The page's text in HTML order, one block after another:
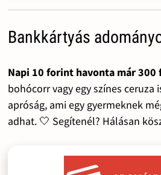
Bankkártyás
Napi 10 forint havonta már
bohócorr vagy egy színes ceruza
apróság, ami egy gyermeknek
adhat. 🤍 Segítenél? Hálásan